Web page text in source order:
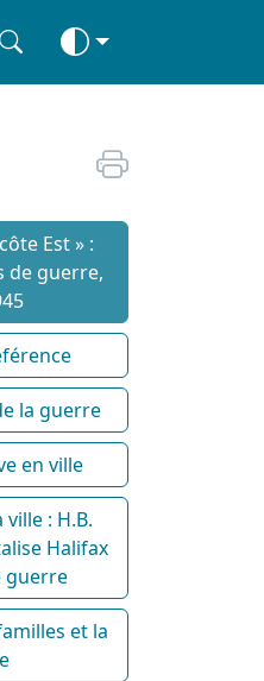
Est » :
de guerre,
la guerre
en ville
: H.B.
Halifax
guerre
et la